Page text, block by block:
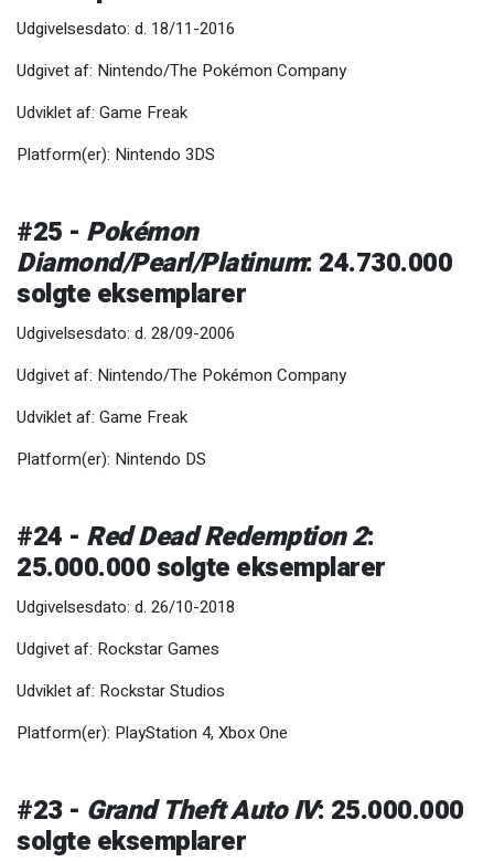
Udgivelsesdato: d. 18/11-2016
Udgivet af: Nintendo/The Pokémon Company
Udviklet af: Game Freak
Platform(er): Nintendo 3DS
#25 - Pokémon
Diamond/Pearl/Platinum: 24.730.000
solgte eksemplarer
Udgivelsesdato: d. 28/09-2006
Udgivet af: Nintendo/The Pokémon Company
Udviklet af: Game Freak
Platform(er): Nintendo DS
#24 - Red Dead Redemption 2:
25.000.000 solgte eksemplarer
Udgivelsesdato: d. 26/10-2018
Udgivet af: Rockstar Games
Udviklet af: Rockstar Studios
Platform(er): PlayStation 4, Xbox One
#23 - Grand Theft Auto IV: 25.000.000
solgte eksemplarer